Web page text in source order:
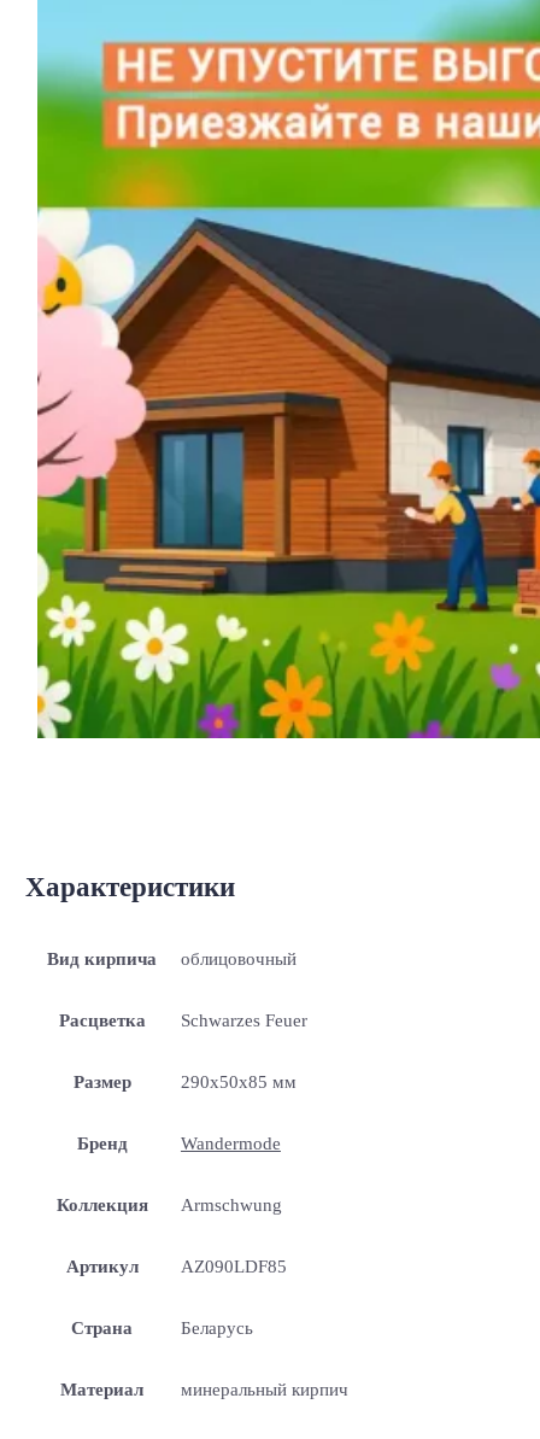
Характеристики
Вид кирпича облицовочный
Расцветка Schwarzes Feuer
Размер 290x50x85 мм
Бренд Wandermode
Коллекция Armschwung
Артикул AZ090LDF85
Страна Беларусь
Материал минеральный кирпич